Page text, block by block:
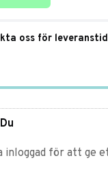
oss för leveranstid
Du